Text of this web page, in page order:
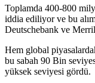
Toplamda 400-800
iddia ediliyor ve bu
Deutschebank ve
Hem global
bu sabah 90 Bin
yüksek seviyesi gördü.